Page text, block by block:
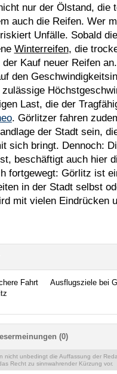
nur der Ölstand, die
auch die Reifen. Wer
Unfälle. Sobald
Winterreifen, die
Kauf neuer Reifen
den
Last, die der
. Görlitzer fahren
der Stadt sein,
sich bringt. Dennoch:
beschäftigt auch hier
fortgewegt: Görlitz ist
in der Stadt selbst
mit vielen Eindrücken
Fahrt Ausflugsziele bei
(0)
nicht unbedingt die Auffassung der
Recht zu sinnwahrender Kürzung vor.